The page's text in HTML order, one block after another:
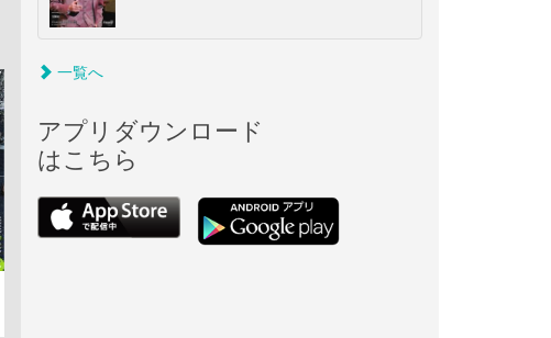
一覧へ
アプリダウンロード
はこちら